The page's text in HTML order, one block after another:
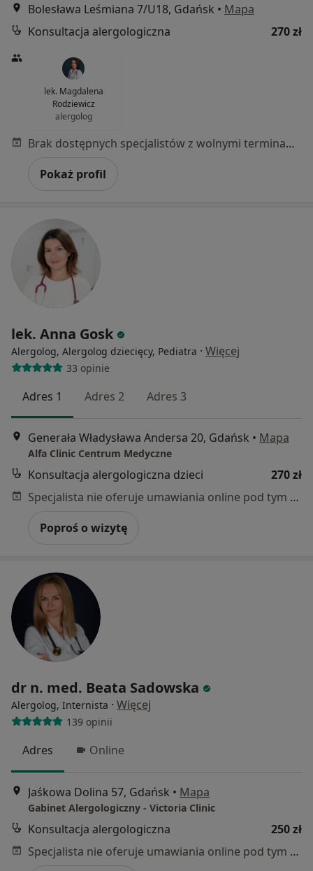
Bolesława Leśmiana 7/U18, Gdańsk • Mapa
Konsultacja alergologiczna
270 zł
lek. Magdalena
Rodziewicz
alergolog
Brak dostępnych specjalistów z wolnymi terminami w tym centrum medycznym.
Pokaż profil
lek. Anna Gosk
Alergolog, Alergolog dziecięcy, Pediatra · Więcej
33 opinie
Adres 1 Adres 2 Adres 3
Generała Władysława Andersa 20, Gdańsk • Mapa
Alfa Clinic Centrum Medyczne
Konsultacja alergologiczna dzieci
270 zł
Specjalista nie oferuje umawiania online pod tym adresem.
Poproś o wizytę
dr n. med. Beata Sadowska
Alergolog, Internista · Więcej
139 opinii
Adres Online
Jaśkowa Dolina 57, Gdańsk • Mapa
Gabinet Alergologiczny - Victoria Clinic
Konsultacja alergologiczna
250 zł
Specjalista nie oferuje umawiania online pod tym adresem.